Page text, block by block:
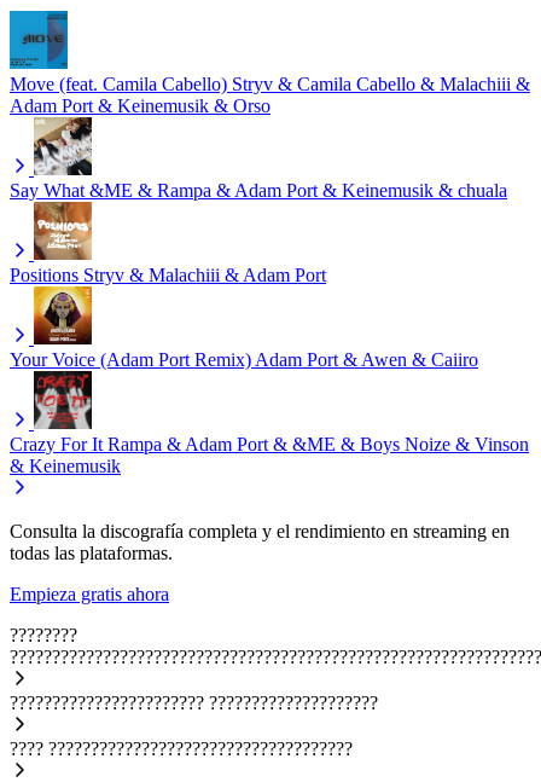
Move (feat. Camila Cabello) Stryv & Camila Cabello & Malachiii &
Adam Port & Keinemusik & Orso
Say What &ME & Rampa & Adam Port & Keinemusik & chuala
Positions Stryv & Malachiii & Adam Port
Your Voice (Adam Port Remix) Adam Port & Awen & Caiiro
Crazy For It Rampa & Adam Port & &ME & Boys Noize & Vinson
& Keinemusik
Consulta la discografía completa y el rendimiento en streaming en
todas las plataformas.
Empieza gratis ahora
????????
??????????????????????? ????????????????????
???? ????????????????????????????????????